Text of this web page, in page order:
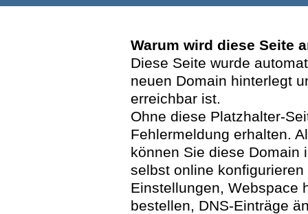
Warum wird diese Seite
Diese Seite wurde
neuen Domain hinterlegt
erreichbar ist.
Ohne diese Platzhalter-
Fehlermeldung erhalten.
können Sie diese Domain
selbst online
Einstellungen, Webspace
bestellen, DNS-Einträge